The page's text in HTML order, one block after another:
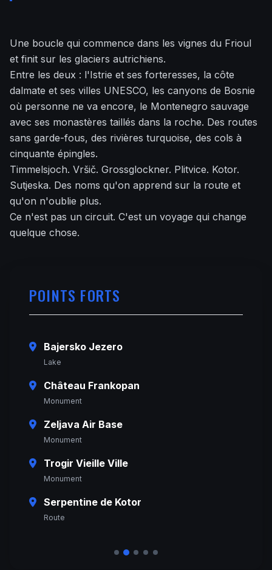
Une boucle qui commence dans les vignes du Frioul
et finit sur les glaciers autrichiens.
Entre les deux : l'Istrie et ses forteresses, la côte
dalmate et ses villes UNESCO, les canyons de Bosnie
où personne ne va encore, le Montenegro sauvage
avec ses monastères taillés dans la roche. Des routes
sans garde-fous, des rivières turquoise, des cols à
cinquante épingles.
Timmelsjoch. Vršič. Grossglockner. Plitvice. Kotor.
Sutjeska. Des noms qu'on apprend sur la route et
qu'on n'oublie plus.
Ce n'est pas un circuit. C'est un voyage qui change
quelque chose.
POINTS FORTS
Bajersko Jezero
Lake
Château Frankopan
Monument
Zeljava Air Base
Monument
Trogir Vieille Ville
Monument
Serpentine de Kotor
Route